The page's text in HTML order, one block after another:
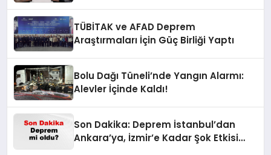
TÜBİTAK ve AFAD Deprem
Araştırmaları İçin Güç Birliği Yaptı
Bolu Dağı Tüneli’nde Yangın Alarmı:
Alevler İçinde Kaldı!
Son Dakika: Deprem İstanbul’dan
Ankara’ya, İzmir’e Kadar Şok Etkisi